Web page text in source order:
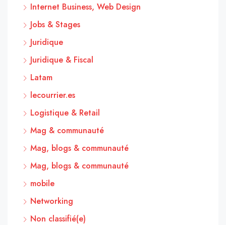
Internet Business, Web Design
Jobs & Stages
Juridique
Juridique & Fiscal
Latam
lecourrier.es
Logistique & Retail
Mag & communauté
Mag, blogs & communauté
Mag, blogs & communauté
mobile
Networking
Non classifié(e)